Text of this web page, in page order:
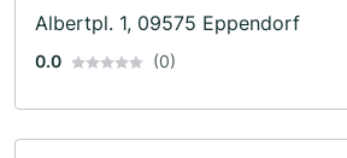
Albertpl. 1, 09575 Eppendorf
0.0 (0)